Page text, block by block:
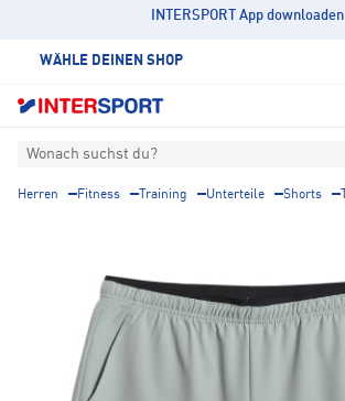
INTERSPORT App downloaden
WÄHLE DEINEN SHOP
Wonach suchst du?
Herren Fitness Training Unterteile Shorts